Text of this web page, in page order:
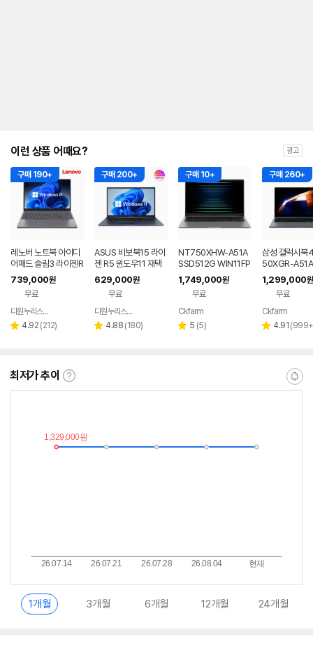
이런 상품 어때요? 광고
구매 190+
레노버 노트북 아이디
어패드 슬림3 라이젠R
5 8GB 256GB 윈도
우11
739,000원
무료
페이
다원누리스토어
별 4.92 리
(212)
구매 200+
ASUS 비보북15 라이
젠 R5 윈도우11 재택
근무 싼 노트북
629,000원
무료
페이
다원누리스토어
별 4.88 리
(180)
구매 10+
NT750XHW-A51A
SSD512G WIN11FP
P(버젼UP설치) 삼성
전자 갤럭시북5 노트
1,749,000원
무료
Ckfarm
별 5 리
(5)
구매 260+
삼성 갤럭시
50XGR-
1 FPP(버젼UP
업무용 학생용
노트북 문스톤
1,299,000원
무료
페이
Ckfarm
별 4.91 리
(999+
최저가 추이
최
이
란?
알
1개월 3개월 6개월 12개월 24개월